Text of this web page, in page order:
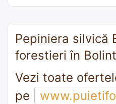
Pepiniera silvică
forestieri în
Vezi toate
pe